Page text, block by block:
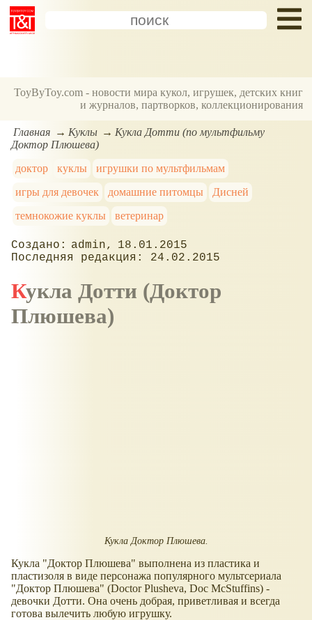
ToyByToy.com - новости мира кукол, игрушек, детских книг
и журналов, партворков, коллекционирования
Главная Куклы
Кукла Дотти (по мультфильму
Доктор Плюшева)
доктор
куклы
игрушки по мультфильмам
игры для девочек
домашние питомцы
Дисней
темнокожие куклы
ветеринар
admin
18.01.2015
24.02.2015
Кукла Дотти (Доктор
Плюшева)
Кукла Доктор Плюшева.
Кукла "Доктор Плюшева" выполнена из пластика и
пластизоля в виде персонажа популярного мультсериала
"Доктор Плюшева" (Doctor Plusheva, Doc McStuffins) -
девочки Дотти. Она очень добрая, приветливая и всегда
готова вылечить любую игрушку.